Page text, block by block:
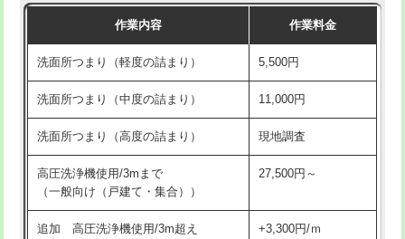
モルタル補修（厚さ10㎝まで） 27,500円
モルタル補修（厚さ10㎝超え） 38,500円
洗面台設置 38,500円
バスタブ設置 現場見積
追加人工 16,500円
廃棄・処分
交換・取付（その他部品） 11,000円+材料費
持込商品取付（単水栓） 13,200円
持込商品取付（混合水栓） 16,500円
持込商品取付（浄水器・分岐水栓） 16,500円
給水管工事※（ホール加工) 16,500円
給水管工事※（バンド止め)
給水管工事※（支持金具設置) 5,500円
作業内容 作業料金
洗面所つまり（軽度の詰まり） 5,500円
洗面所つまり（中度の詰まり） 11,000円
洗面所つまり（高度の詰まり） 現地調査
高圧洗浄機使用/3mまで
（一般向け（戸建て・集合））
27,500円～
追加 高圧洗浄機使用/3m超え
+3,300円/ｍ